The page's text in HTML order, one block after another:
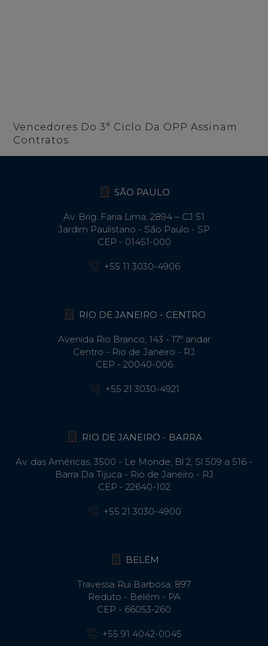
Vencedores Do 3° Ciclo Da OPP Assinam
Contratos
SÃO PAULO
Av. Brig. Faria Lima, 2894 – CJ 51
Jardim Paulistano - São Paulo - SP
CEP - 01451-000
+55 11 3030-4906
RIO DE JANEIRO - CENTRO
Avenida Rio Branco, 143 - 17º andar
Centro - Rio de Janeiro - RJ
CEP - 20040-006
+55 21 3030-4921
RIO DE JANEIRO - BARRA
Av. das Américas, 3500 - Le Monde, Bl 2, Sl 509 a 516 -
Barra Da Tijuca - Rio de Janeiro - RJ
CEP - 22640-102​
+55 21 3030-4900
BELÉM
Travessa Rui Barbosa, 897
Reduto - Belém - PA
CEP - 66053-260
+55 91 4042-0045